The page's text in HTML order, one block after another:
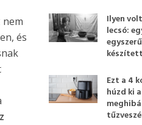
és
Ilyen
lecsó:
Ezt a 4
húzd ki